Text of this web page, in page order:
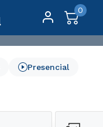
0
Presencial